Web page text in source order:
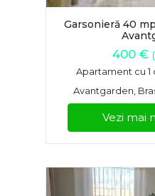
Garsonieră 40
400 €
Apartament cu
Avantgarden,
Vezi mai